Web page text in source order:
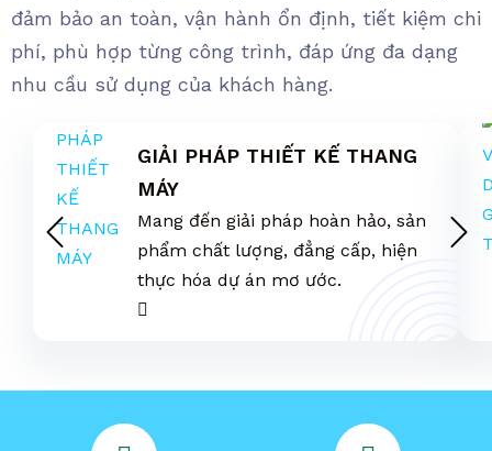
đảm bảo an toàn, vận hành ổn định, tiết kiệm chi
phí, phù hợp từng công trình, đáp ứng đa dạng
nhu cầu sử dụng của khách hàng.
GIẢI PHÁP THIẾT KẾ THANG
MÁY
Mang đến giải pháp hoàn hảo, sản
phẩm chất lượng, đẳng cấp, hiện
thực hóa dự án mơ ước.